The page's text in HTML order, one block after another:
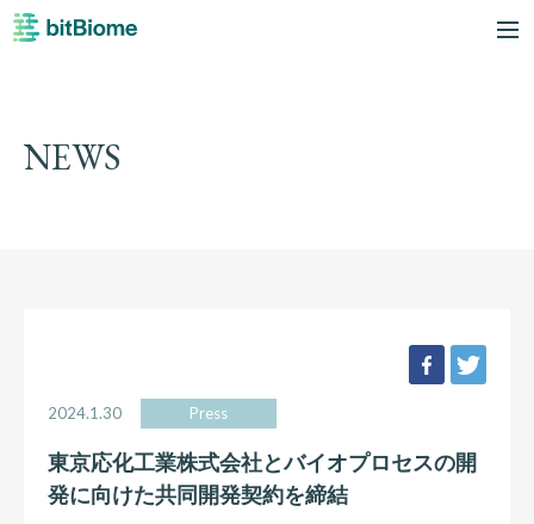
NEWS
facebook
2024.1.30 Press
東京応化工業株式会社とバイオプロセスの開
発に向けた共同開発契約を締結